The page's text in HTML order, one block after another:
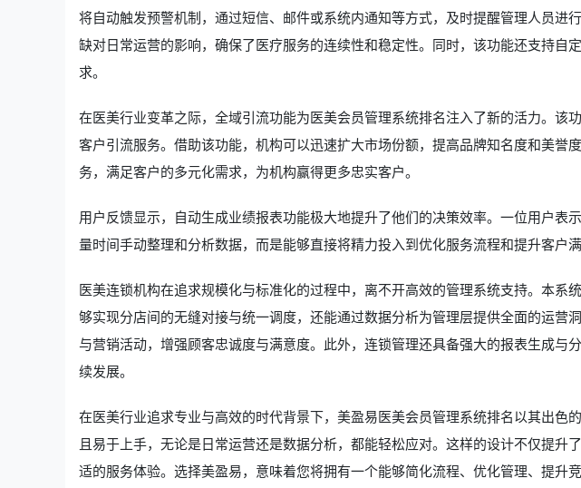
将自动触发预警机制，通过短信、邮件或系统内通知等方式，及时提醒管理人员进
缺对日常运营的影响，确保了医疗服务的连续性和稳定性。同时，该功能还支持自
求。
在医美行业变革之际，全域引流功能为医美会员管理系统排名注入了新的活力。该
客户引流服务。借助该功能，机构可以迅速扩大市场份额，提高品牌知名度和美誉
务，满足客户的多元化需求，为机构赢得更多忠实客户。
用户反馈显示，自动生成业绩报表功能极大地提升了他们的决策效率。一位用户表
量时间手动整理和分析数据，而是能够直接将精力投入到优化服务流程和提升客户
医美连锁机构在追求规模化与标准化的过程中，离不开高效的管理系统支持。本系
够实现分店间的无缝对接与统一调度，还能通过数据分析为管理层提供全面的运营
与营销活动，增强顾客忠诚度与满意度。此外，连锁管理还具备强大的报表生成与
续发展。
在医美行业追求专业与高效的时代背景下，美盈易医美会员管理系统排名以其出色
且易于上手，无论是日常运营还是数据分析，都能轻松应对。这样的设计不仅提升
适的服务体验。选择美盈易，意味着您将拥有一个能够简化流程、优化管理、提升